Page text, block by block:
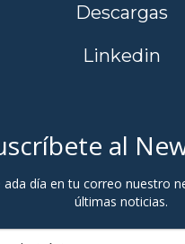
Descargas
Linkedin
al
ada día en tu correo nuestro
últimas noticias.